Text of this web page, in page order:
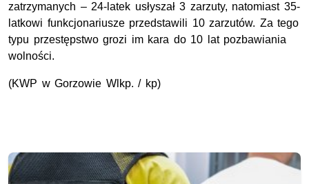
zatrzymanych – 24-latek usłyszał 3 zarzuty, natomiast 35-
latkowi funkcjonariusze przedstawili 10 zarzutów. Za tego
typu przestępstwo grozi im kara do 10 lat pozbawiania
wolności.
(KWP w Gorzowie Wlkp. / kp)